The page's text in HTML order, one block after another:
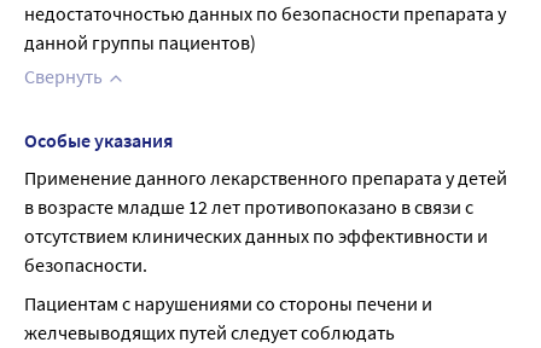
недостаточностью данных по безопасности препарата у
данной группы пациентов)
Свернуть
Особые указания
Применение данного лекарственного препарата у детей
в возрасте младше 12 лет противопоказано в связи с
отсутствием клинических данных по эффективности и
безопасности.
Пациентам с нарушениями со стороны печени и
желчевыводящих путей следует соблюдать